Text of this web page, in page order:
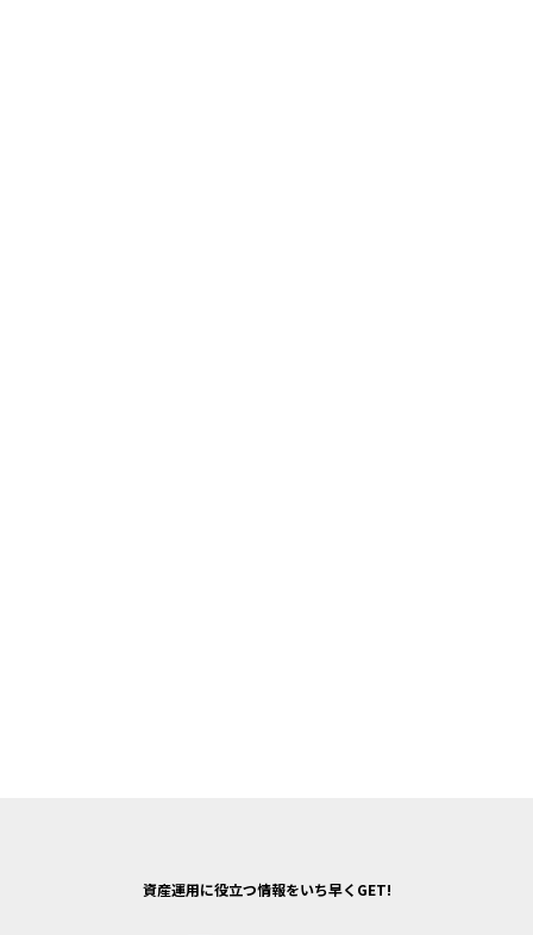
資産運用に役立つ情報をいち早くGET!